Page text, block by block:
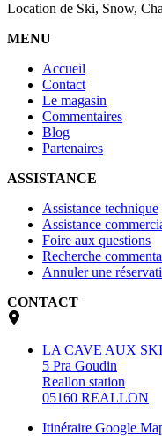
Location de Ski, Snow,
MENU
Accueil
Contact
Le magasin
Commentaires
Blog
Partenaires
ASSISTANCE
Assistance technique
Assistance
Foire aux questions
Recherche
Annuler une
CONTACT
LA CAVE AUX
5 Pra Goudin
Reallon station
05160 REALLON
Itinéraire Google